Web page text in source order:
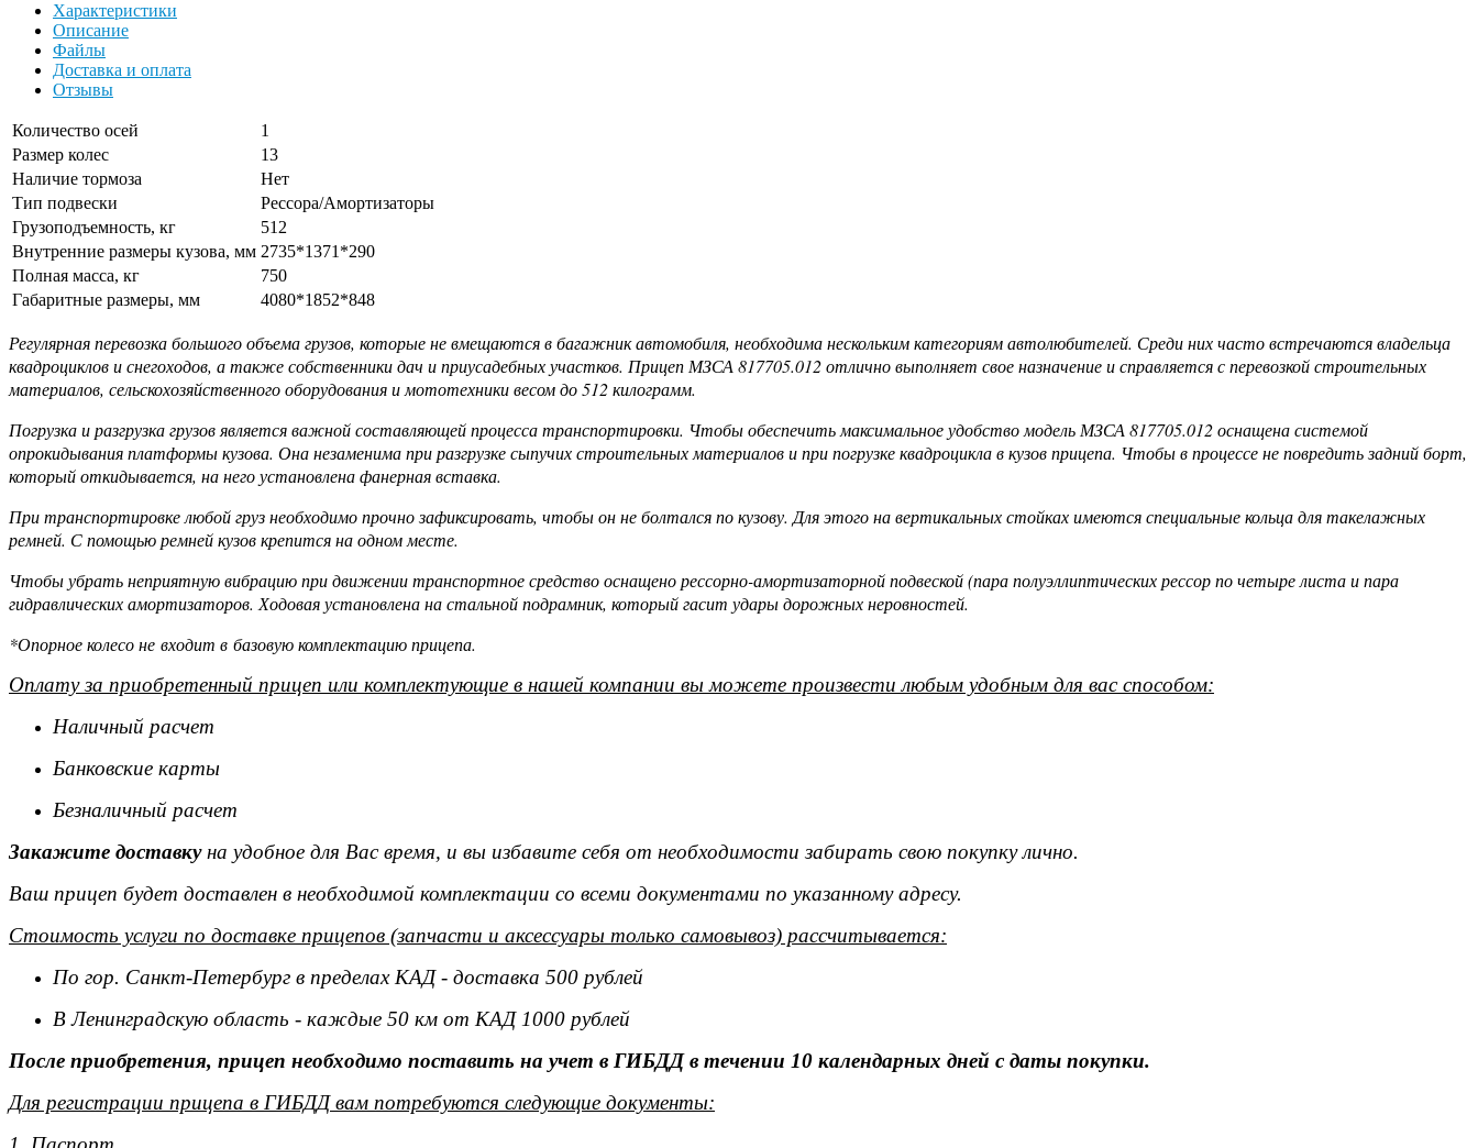
Характеристики
Описание
Файлы
Доставка и оплата
Отзывы
Количество осей
1
Размер колес
13
Наличие тормоза
Нет
Тип подвески
Рессора/Амортизаторы
Грузоподъемность, кг
512
Внутренние размеры кузова, мм 2735*1371*290
Полная масса, кг
750
Габаритные размеры, мм
4080*1852*848
Регулярная перевозка большого объема грузов, которые не вмещаются в багажник автомобиля, необходима нескольким категориям автолюбителей. Среди них часто встречаются владельца
квадроциклов и снегоходов, а также собственники дач и приусадебных участков. Прицеп МЗСА 817705.012 отлично выполняет свое назначение и справляется с перевозкой строительных
материалов, сельскохозяйственного оборудования и мототехники весом до 512 килограмм.
Погрузка и разгрузка грузов является важной составляющей процесса транспортировки. Чтобы обеспечить максимальное удобство модель МЗСА 817705.012 оснащена системой
опрокидывания платформы кузова. Она незаменима при разгрузке сыпучих строительных материалов и при погрузке квадроцикла в кузов прицепа. Чтобы в процессе не повредить задний борт,
который откидывается, на него установлена фанерная вставка.
При транспортировке любой груз необходимо прочно зафиксировать, чтобы он не болтался по кузову. Для этого на вертикальных стойках имеются специальные кольца для такелажных
ремней. С помощью ремней кузов крепится на одном месте.
Чтобы убрать неприятную вибрацию при движении транспортное средство оснащено рессорно-амортизаторной подвеской (пара полуэллиптических рессор по четыре листа и пара
гидравлических амортизаторов. Ходовая установлена на стальной подрамник, который гасит удары дорожных неровностей.
*Опорное колесо не входит в базовую комплектацию прицепа.
Оплату за приобретенный прицеп или комплектующие в нашей компании вы можете произвести любым удобным для вас способом:
Наличный расчет
Банковские карты
Безналичный расчет
Закажите доставкуна удобное для Вас время, и вы избавите себя от необходимости забирать свою покупку лично.
Ваш прицеп будет доставлен в необходимой комплектации со всеми документами по указанному адресу.
Стоимость услуги по доставке прицепов (запчасти и аксессуары только самовывоз) рассчитывается:
По гор. Санкт-Петербург в пределах КАД - доставка 500 рублей
В Ленинградскую область - каждые 50 км от КАД 1000 рублей
После приобретения, прицеп необходимо поставить на учет в ГИБДД в течении 10 календарных дней с даты покупки.
Для регистрации прицепа в ГИБДД вам потребуются следующие документы: